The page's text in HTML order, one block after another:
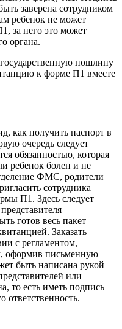
заверена сотрудником
ребенок не может
за него это может
органа.
пошлину
к форме П1 вместе
как получить паспорт в
очередь следует
обязанностью, которая
ребенок болен и не
ФМС, родители
сотрудника
П1. Здесь следует
готов весь пакет
Заказать
с регламентом,
оформив письменную
быть написана рукой
или
то есть иметь подпись
ответственность.